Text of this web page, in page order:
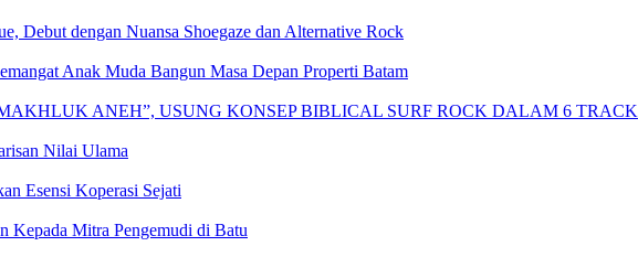
Debut dengan Nuansa Shoegaze dan Alternative Rock
Anak Muda Bangun Masa Depan Properti Batam
ANEH”, USUNG KONSEP BIBLICAL SURF ROCK DALAM 6 TRACK
Nilai Ulama
Esensi Koperasi Sejati
Kepada Mitra Pengemudi di Batu